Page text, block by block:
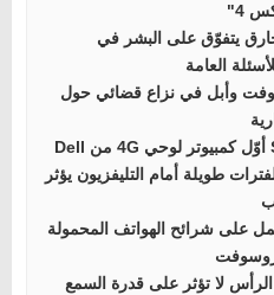
4"
يتفوّق على البشر في
العامة
وأبل في نزاع قضائي حول
طويلة أمام التليفزيون يؤثر
على شرائح الهواتف المحمولة
لا تؤثر على قدرة السمع